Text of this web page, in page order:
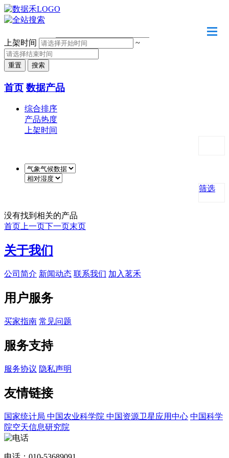
上架时间
~
首页 数据产品
综合排序
产品热度
上架时间
筛选
没有找到相关的产品
首页上一页下一页末页
关于我们
公司简介 新闻动态 联系我们 加入茗禾
用户服务
买家指南 常见问题
服务支持
服务协议 隐私声明
友情链接
国家统计局 中国农业科学院 中国资源卫星应用中心 中国科学
院空天信息研究院